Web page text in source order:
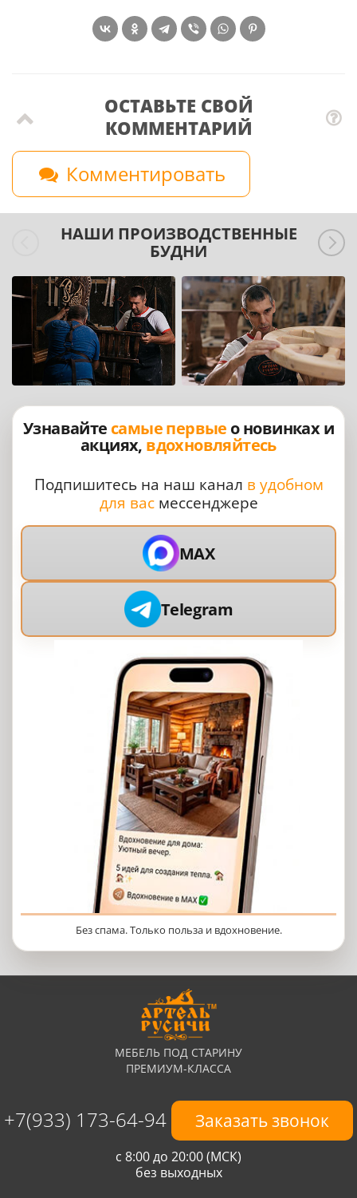
ОСТАВЬТЕ СВОЙ
КОММЕНТАРИЙ
Комментировать
НАШИ ПРОИЗВОДСТВЕННЫЕ
БУДНИ
Узнавайте самые первые о новинках и
акциях, вдохновляйтесь
Подпишитесь на наш канал в удобном
для васмессенджере
MAX
Telegram
Без спама. Только польза и вдохновение.
МЕБЕЛЬ ПОД СТАРИНУ
ПРЕМИУМ-КЛАССА
+7(933) 173-64-94 Заказать звонок
с 8:00 до 20:00 (МСК)
без выходных